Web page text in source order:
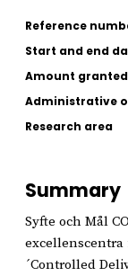
Reference
Start and end
Amount granted
Administrative
Research area
Summary
Syfte och Mål
excellenscentra
´Controlled